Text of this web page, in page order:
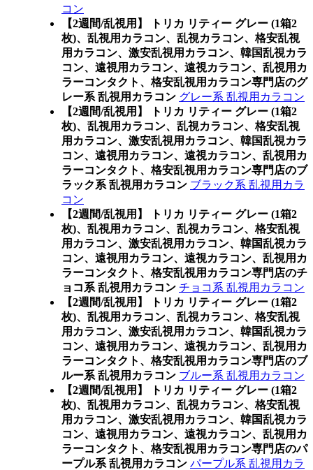
コン
【2週間/乱視用】 トリカ リティー グレー (1箱2
枚)、乱視用カラコン、乱視カラコン、格安乱視
用カラコン、激安乱視用カラコン、韓国乱視カラ
コン、遠視用カラコン、遠視カラコン、乱視用カ
ラーコンタクト、格安乱視用カラコン専門店のグ
レー系 乱視用カラコン グレー系 乱視用カラコン
【2週間/乱視用】 トリカ リティー グレー (1箱2
枚)、乱視用カラコン、乱視カラコン、格安乱視
用カラコン、激安乱視用カラコン、韓国乱視カラ
コン、遠視用カラコン、遠視カラコン、乱視用カ
ラーコンタクト、格安乱視用カラコン専門店のブ
ラック系 乱視用カラコン ブラック系 乱視用カラ
コン
【2週間/乱視用】 トリカ リティー グレー (1箱2
枚)、乱視用カラコン、乱視カラコン、格安乱視
用カラコン、激安乱視用カラコン、韓国乱視カラ
コン、遠視用カラコン、遠視カラコン、乱視用カ
ラーコンタクト、格安乱視用カラコン専門店のチ
ョコ系 乱視用カラコン チョコ系 乱視用カラコン
【2週間/乱視用】 トリカ リティー グレー (1箱2
枚)、乱視用カラコン、乱視カラコン、格安乱視
用カラコン、激安乱視用カラコン、韓国乱視カラ
コン、遠視用カラコン、遠視カラコン、乱視用カ
ラーコンタクト、格安乱視用カラコン専門店のブ
ルー系 乱視用カラコン ブルー系 乱視用カラコン
【2週間/乱視用】 トリカ リティー グレー (1箱2
枚)、乱視用カラコン、乱視カラコン、格安乱視
用カラコン、激安乱視用カラコン、韓国乱視カラ
コン、遠視用カラコン、遠視カラコン、乱視用カ
ラーコンタクト、格安乱視用カラコン専門店のパ
ープル系 乱視用カラコン パープル系 乱視用カラ